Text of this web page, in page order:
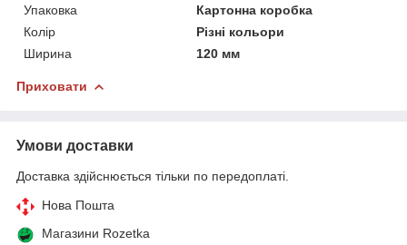
Упаковка
Картонна коробка
Колір
Різні кольори
Ширина
120 мм
Приховати
Умови доставки
Доставка здійснюється тільки по передоплаті.
Нова Пошта
Магазини Rozetka